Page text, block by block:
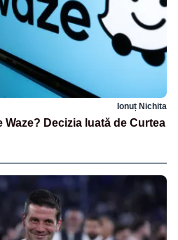
Ionuț Nichita
Decizia luată de Curtea